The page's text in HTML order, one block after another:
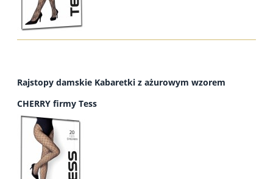
Rajstopy damskie Kabaretki z ażurowym wzorem
CHERRY firmy Tess